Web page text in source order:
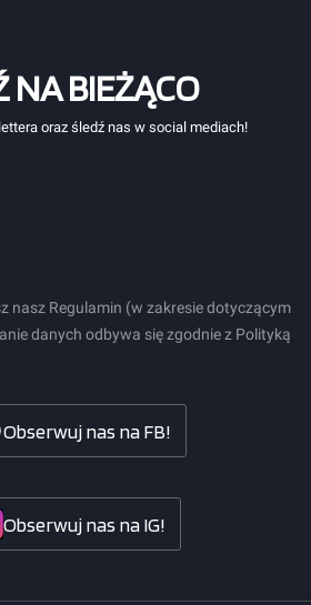
NA BIEŻĄCO
oraz śledź nas w social mediach!
nasz Regulamin (w zakresie dotyczącym
danych odbywa się zgodnie z Polityką
Obserwuj nas na FB!
Obserwuj nas na IG!